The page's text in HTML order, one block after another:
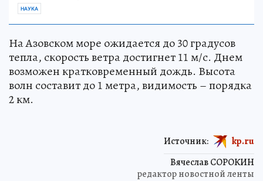
НАУКА
На Азовском море ожидается до 30 градусов
тепла, скорость ветра достигнет 11 м/с. Днем
возможен кратковременный дождь. Высота
волн составит до 1 метра, видимость – порядка
2 км.
Вячеслав СОРОКИН
редактор новостной ленты
Источник: kp.ru